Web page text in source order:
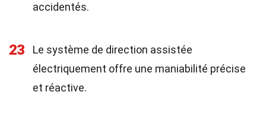
accidentés.
23
Le système de direction assistée
électriquement offre une maniabilité précise
et réactive.